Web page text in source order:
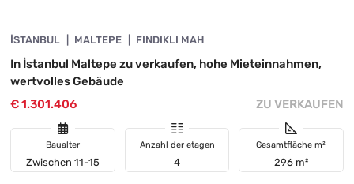
DRINGENDE
İSTANBUL MALTEPE FINDIKLI MAH
In İstanbul Maltepe zu verkaufen, hohe Mieteinnahmen,
wertvolles Gebäude
€ 1.301.406
ZU VERKAUFEN
Baualter
Zwischen 11-15
Anzahl der etagen
4
Gesamtfläche m²
296 m²